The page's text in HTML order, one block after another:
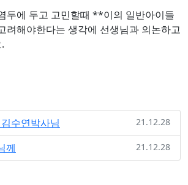
두에 두고 고민할때 **이의 일반아이들
려해야한다는 생각에 선생님과 의논하고
수연박사님 21.12.28
께 21.12.28